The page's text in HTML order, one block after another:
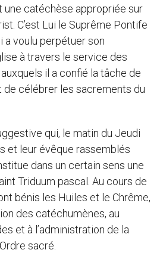
une catéchèse appropriée sur
C’est Lui le Suprême Pontife
a voulu perpétuer son
à travers le service des
il a confié la tâche de
de célébrer les sacrements du
qui, le matin du Jeudi
et leur évêque rassemblés
dans un certain sens une
Triduum pascal. Au cours de
bénis les Huiles et le Chrême,
des catéchumènes, au
et à l’administration de la
sacré.